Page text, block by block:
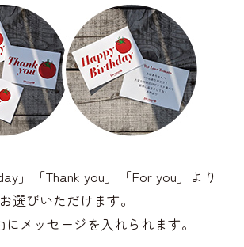
」「Thank you」「For you」より
お選びいただけます。
メッセージを入れられます。